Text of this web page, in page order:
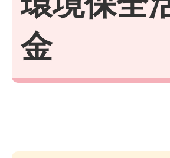
金